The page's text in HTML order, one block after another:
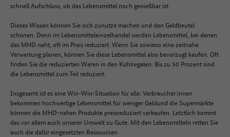
schnell Aufschluss, ob das Lebensmittel noch genießbar ist.
Dieses Wissen können Sie sich zunutze machen und den Geldbeutel
schonen: Denn im Lebensmitteleinzelhandel werden Lebensmittel, bei denen
das MHD naht, oft im Preis reduziert. Wenn Sie sowieso eine zeitnahe
Verwertung planen, können Sie diese Lebensmittel also bevorzugt kaufen. Oft
finden Sie die reduzierten Waren in den Kühlregalen. Bis zu 50 Prozent sind
die Lebensmittel zum Teil reduziert.
Insgesamt ist es eine Win-Win-Situation für alle: Verbraucher:innen
bekommen hochwertige Lebensmittel für weniger Geldund die Supermärkte
können die MHD-nahen Produkte preisreduziert verkaufen. Letztlich kommt
das vor allem auch unserer Umwelt zu Gute: Mit den Lebensmitteln retten Sie
auch die dafür eingesetzten Ressourcen